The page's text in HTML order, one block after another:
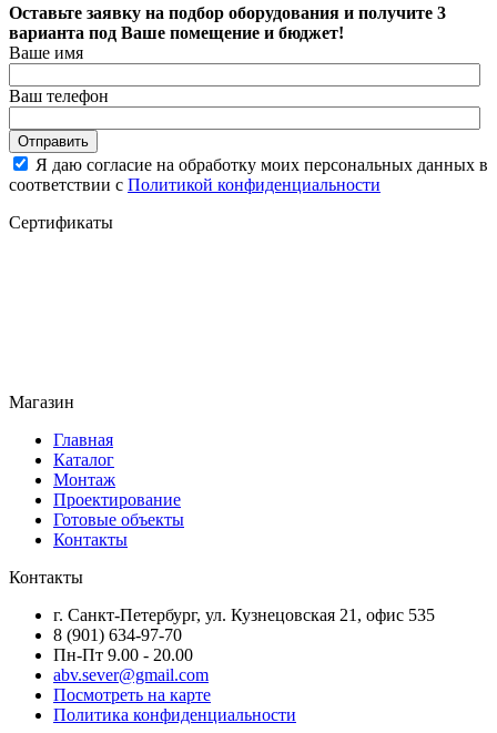
Оставьте заявку на подбор оборудования и получите 3
варианта под Ваше помещение и бюджет!
Ваше имя
Ваш телефон
Отправить
Я даю согласие на обработку моих персональных данных в
соответствии с Политикой конфиденциальности
Сертификаты
Магазин
Главная
Каталог
Монтаж
Проектирование
Готовые объекты
Контакты
Контакты
г. Санкт-Петербург, ул. Кузнецовская 21, офис 535
8 (901) 634-97-70
Пн-Пт 9.00 - 20.00
abv.sever@gmail.com
Посмотреть на карте
Политика конфиденциальности